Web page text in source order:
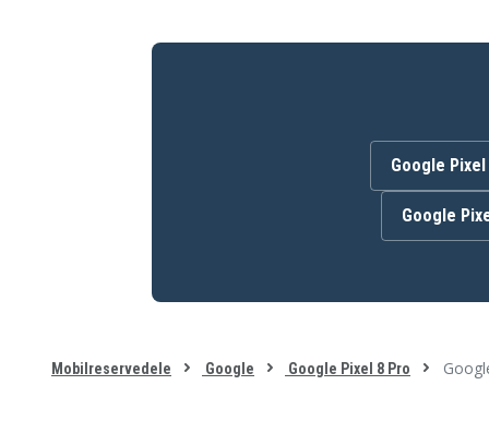
Google Pixel
Google
Mobilreservedele Google Google Pixel 8 Pro